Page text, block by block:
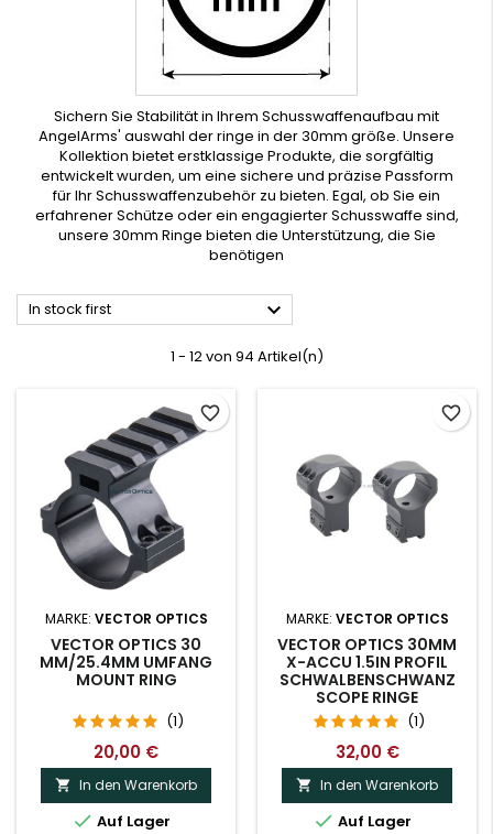
Sichern Sie Stabilität in Ihrem Schusswaffenaufbau mit
AngelArms' auswahl der ringe in der 30mm größe. Unsere
Kollektion bietet erstklassige Produkte, die sorgfältig
entwickelt wurden, um eine sichere und präzise Passform
für Ihr Schusswaffenzubehör zu bieten. Egal, ob Sie ein
erfahrener Schütze oder ein engagierter Schusswaffe sind,
unsere 30mm Ringe bieten die Unterstützung, die Sie
benötigen
In stock first 
1 - 12 von 94 Artikel(n)
MARKE: VECTOR OPTICS
VECTOR OPTICS 30
MM/25.4MM UMFANG
MOUNT RING
(1)
20,00 €
 In den Warenkorb
 Auf Lager
favorite_border
MARKE: VECTOR OPTICS
VECTOR OPTICS 30MM
X-ACCU 1.5IN PROFIL
SCHWALBENSCHWANZ
SCOPE RINGE
(1)
32,00 €
 In den Warenkorb
 Auf Lager
favorite_border